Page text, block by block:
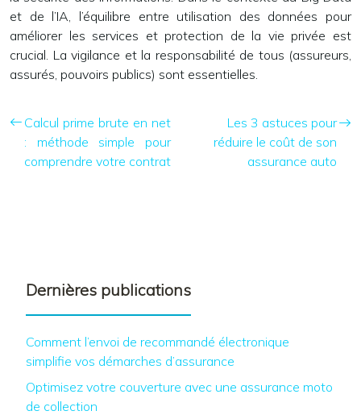
et de l’IA, l’équilibre entre utilisation des données pour
améliorer les services et protection de la vie privée est
crucial. La vigilance et la responsabilité de tous (assureurs,
assurés, pouvoirs publics) sont essentielles.
Calcul prime brute en net
: méthode simple pour
comprendre votre contrat
Les 3 astuces pour
réduire le coût de son
assurance auto
Dernières publications
Comment l’envoi de recommandé électronique
simplifie vos démarches d’assurance
Optimisez votre couverture avec une assurance moto
de collection